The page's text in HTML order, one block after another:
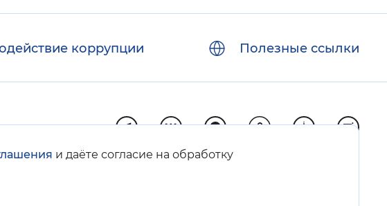
и даёте согласие на обработку
коррупции Полезные ссылки